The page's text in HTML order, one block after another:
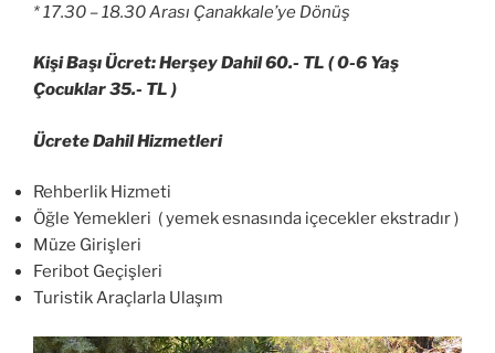
* 17.30 – 18.30 Arası Çanakkale’ye Dönüş
Kişi Başı Ücret: Herşey Dahil 60.- TL ( 0-6 Yaş
Çocuklar 35.- TL )
Ücrete Dahil Hizmetleri
Rehberlik Hizmeti
Öğle Yemekleri ( yemek esnasında içecekler ekstradır )
Müze Girişleri
Feribot Geçişleri
Turistik Araçlarla Ulaşım